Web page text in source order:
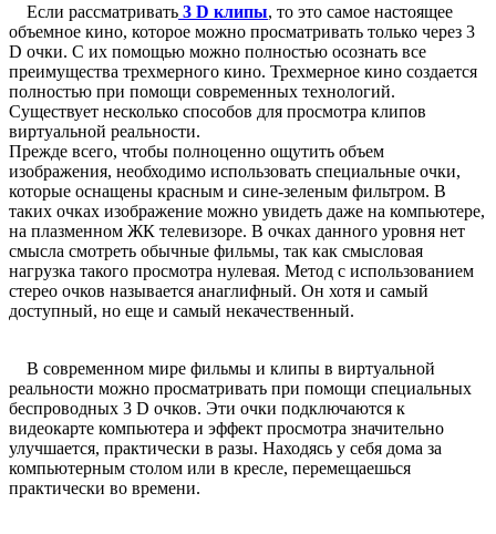
Если рассматривать 3 D клипы, то это самое настоящее
объемное кино, которое можно просматривать только через 3
D очки. С их помощью можно полностью осознать все
преимущества трехмерного кино. Трехмерное кино создается
полностью при помощи современных технологий.
Существует несколько способов для просмотра клипов
виртуальной реальности.
Прежде всего, чтобы полноценно ощутить объем
изображения, необходимо использовать специальные очки,
которые оснащены красным и сине-зеленым фильтром. В
таких очках изображение можно увидеть даже на компьютере,
на плазменном ЖК телевизоре. В очках данного уровня нет
смысла смотреть обычные фильмы, так как смысловая
нагрузка такого просмотра нулевая. Метод с использованием
стерео очков называется анаглифный. Он хотя и самый
доступный, но еще и самый некачественный.
В современном мире фильмы и клипы в виртуальной
реальности можно просматривать при помощи специальных
беспроводных 3 D очков. Эти очки подключаются к
видеокарте компьютера и эффект просмотра значительно
улучшается, практически в разы. Находясь у себя дома за
компьютерным столом или в кресле, перемещаешься
практически во времени.